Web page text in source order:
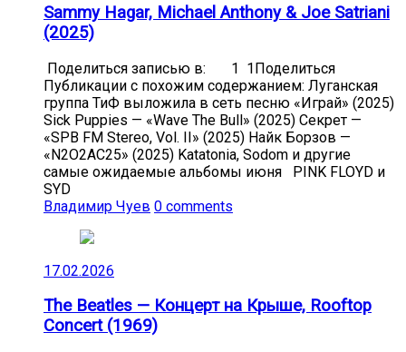
Sammy Hagar, Michael Anthony & Joe Satriani
(2025)
Поделиться записью в: 1 1Поделиться
Публикации с похожим содержанием: Луганская
группа ТиФ выложила в сеть песню «Играй» (2025)
Sick Puppies — «Wave The Bull» (2025) Секрет —
«SPB FM Stereo, Vol. II» (2025) Найк Борзов —
«N2O2AC25» (2025) Katatonia, Sodom и другие
самые ожидаемые альбомы июня PINK FLOYD и
SYD
Владимир Чуев 0 comments
17.02.2026
The Beatles — Концерт на Крыше, Rooftop
Concert (1969)